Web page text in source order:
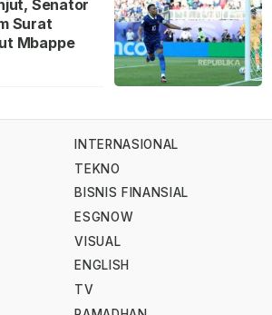
Senator
Surat
Mbappe
INTERNASIONAL
TEKNO
BISNIS FINANSIAL
ESGNOW
VISUAL
ENGLISH
TV